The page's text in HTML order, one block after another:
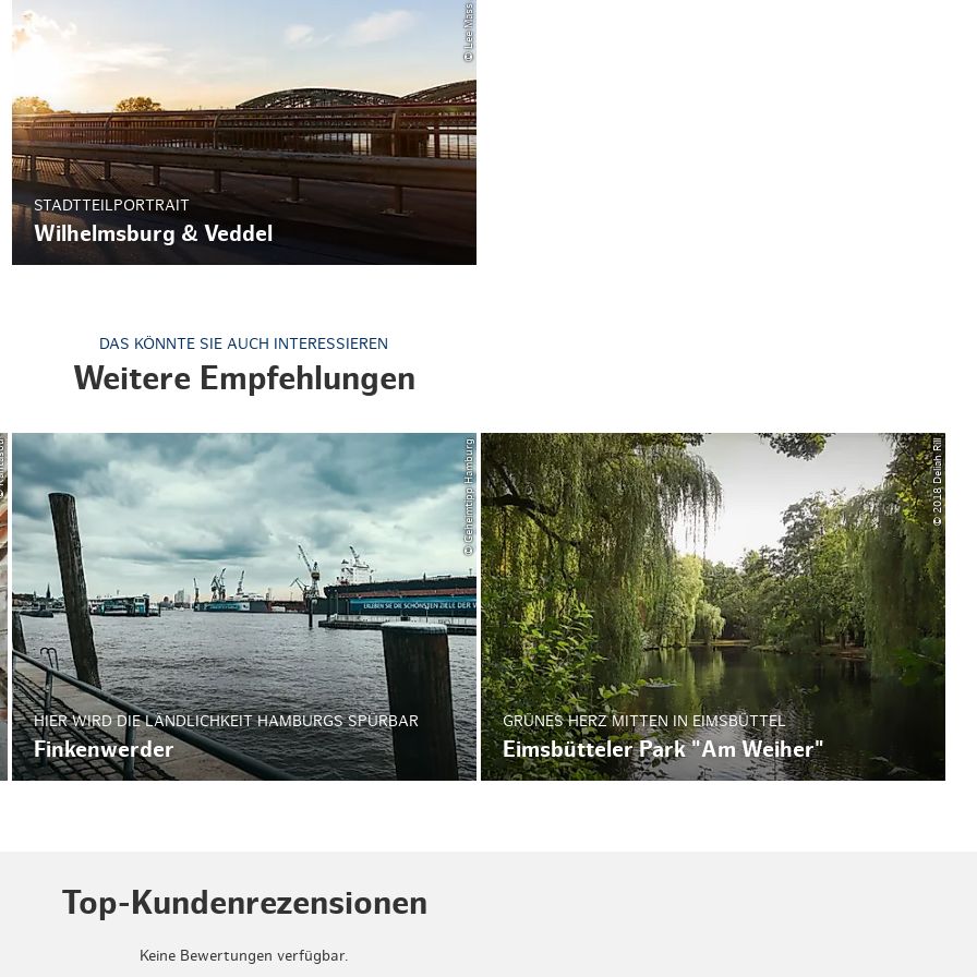
STADTTEILPORTRAIT
Wilhelmsburg & Veddel
DAS KÖNNTE SIE AUCH INTERESSIEREN
Weitere Empfehlungen
© Geheimtipp Hamburg
HIER WIRD DIE LÄNDLICHKEIT HAMBURGS SPÜRBAR
Finkenwerder
© 2018 Deliah Rill
GRÜNES HERZ MITTEN IN EIMSBÜTTEL
Eimsbütteler Park "Am Weiher"
Top-Kundenrezensionen
Keine Bewertungen verfügbar.